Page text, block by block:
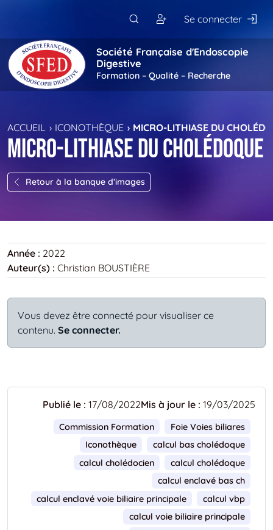
Se connecter
Société Française d'Endoscopie
Digestive
Formation – Qualité – Recherche
ACCUEIL ICONOTHÈQUE MICRO-LITHIASE DU
Micro-lithiase du cholédoque
Retour à la banque d’images
Année : 2022
Auteur(s) : Christian BOUSTIÈRE
Vous devez être connecté pour visualiser ce
contenu. Se connecter.
Publié le : 17/08/2022Mis à jour le : 19/03/2025
Commission Formation
Foie Voies biliares
Iconothèque
calcul bas cholédoque
calcul cholédocien
calcul cholédoque
calcul enclavé bas ch
calcul enclavé voie biliaire principale
calcul vbp
calcul voie biliaire principale